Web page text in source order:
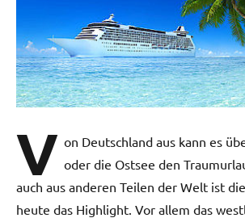
V on Deutschland aus kann es
oder die Ostsee den
auch aus anderen Teilen der Welt ist
heute das Highlight. Vor allem das